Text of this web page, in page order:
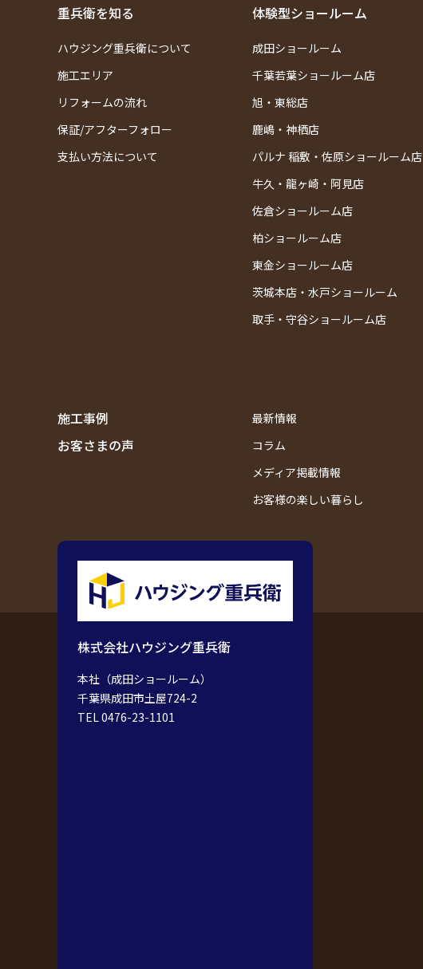
重兵衛を知る
ハウジング重兵衛について
施工エリア
リフォームの流れ
保証/アフターフォロー
支払い方法について
体験型ショールーム
成田ショールーム
千葉若葉ショールーム店
旭・東総店
鹿嶋・神栖店
パルナ 稲敷・佐原ショールーム店
牛久・龍ヶ崎・阿見店
佐倉ショールーム店
柏ショールーム店
東金ショールーム店
茨城本店・水戸ショールーム
取手・守谷ショールーム店
施工事例
お客さまの声
最新情報
コラム
メディア掲載情報
お客様の楽しい暮らし
株式会社ハウジング重兵衛
本社（成田ショールーム）
千葉県成田市土屋724-2
TEL 0476-23-1101